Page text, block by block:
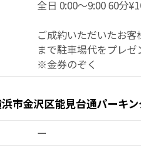
全日 0:00～9:00 60分
ご成約いただいたお
まで駐車場代をプレゼ
※金券のぞく
市金沢区能見台通パーキン
ー